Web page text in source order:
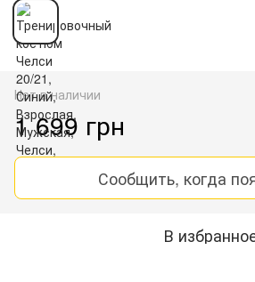
Нет в наличии
1 699 грн
Сообщить, когда
В